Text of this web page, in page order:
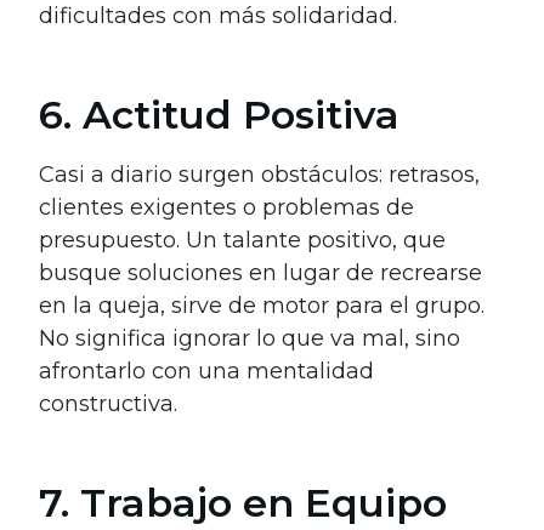
dificultades con más solidaridad.
6. Actitud Positiva
Casi a diario surgen obstáculos: retrasos,
clientes exigentes o problemas de
presupuesto. Un talante positivo, que
busque soluciones en lugar de recrearse
en la queja, sirve de motor para el grupo.
No significa ignorar lo que va mal, sino
afrontarlo con una mentalidad
constructiva.
7. Trabajo en Equipo